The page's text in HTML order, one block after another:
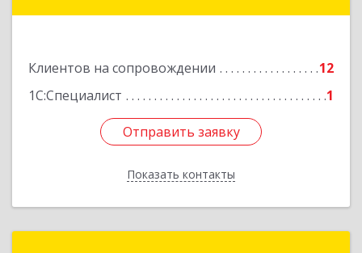
Клиентов на сопровождении
12
1С:Специалист
1
Отправить заявку
Показать контакты
Отправить заявку
Назад